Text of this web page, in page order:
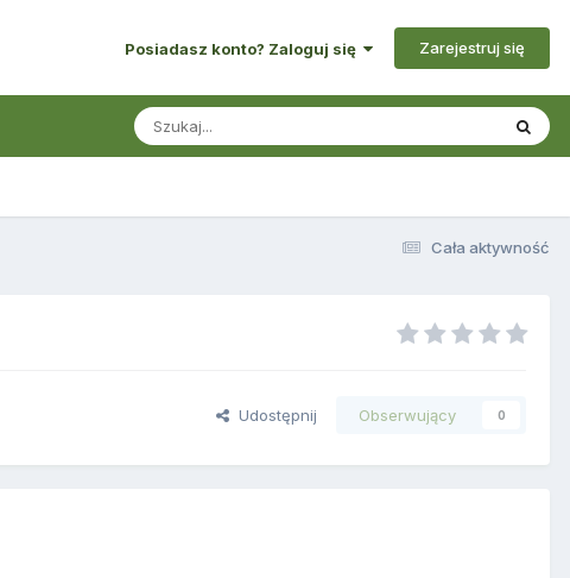
Posiadasz konto? Zaloguj się Zarejestruj się
Cała aktywność
Udostępnij Obserwujący 0